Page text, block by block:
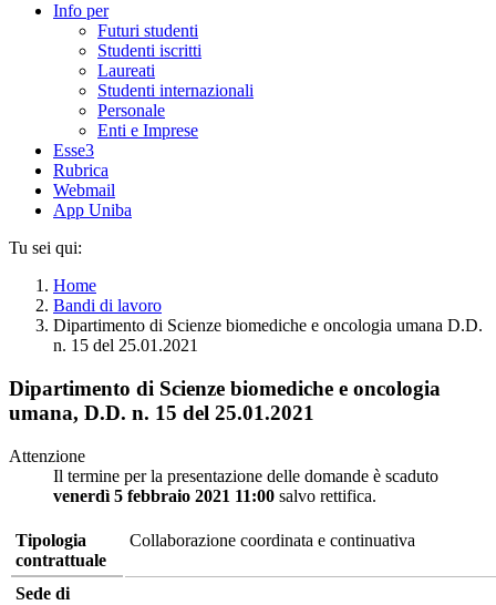
Info per
Futuri studenti
Studenti iscritti
Laureati
Studenti internazionali
Personale
Enti e Imprese
Esse3
Rubrica
Webmail
App Uniba
Tu sei qui:
Home
Bandi di lavoro
Dipartimento di Scienze biomediche e oncologia umana D.D.
n. 15 del 25.01.2021
Dipartimento di Scienze biomediche e oncologia
umana, D.D. n. 15 del 25.01.2021
Attenzione
Il termine per la presentazione delle domande è scaduto
venerdì 5 febbraio 2021 11:00 salvo rettifica.
Tipologia
contrattuale
Collaborazione coordinata e continuativa
Sede di